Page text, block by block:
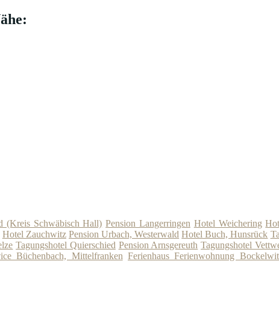
(Kreis Schwäbisch Hall) Pension Langerringen Hotel Weichering
Hotel Zauchwitz Pension Urbach, Westerwald Hotel Buch, Hunsrück
Tagungshotel Quierschied Pension Arnsgereuth Tagungshotel
Büchenbach, Mittelfranken Ferienhaus Ferienwohnung